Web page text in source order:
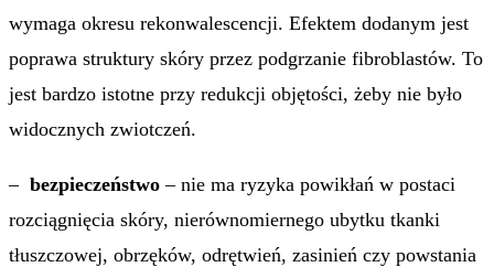
wymaga okresu rekonwalescencji. Efektem dodanym jest
poprawa struktury skóry przez podgrzanie fibroblastów. To
jest bardzo istotne przy redukcji objętości, żeby nie było
widocznych zwiotczeń.
– bezpieczeństwo– nie ma ryzyka powikłań w postaci
rozciągnięcia skóry, nierównomiernego ubytku tkanki
tłuszczowej, obrzęków, odrętwień, zasinień czy powstania